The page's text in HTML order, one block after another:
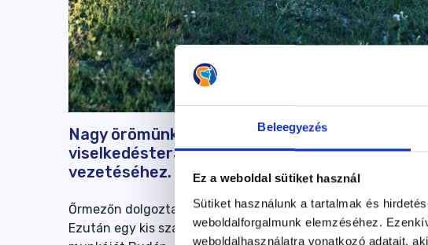
Beleegyezés
Ez a weboldal sütiket használ
Sütiket használunk a tartalmak és
weboldalforgalmunk elemzéséhez.
weboldalhasználatra vonatkozó adatait,
Nagy örömünkre szolgál, hogy nem tértél
viselkedésterápiás oktatói léttől nem
vezetéséhez. Számodra mi jelenti a
Őrmezőn dolgoztam terápiás oktatóként, amikor felkértek,
Ezután egy kis szabadúszás következett, tanácsadóként